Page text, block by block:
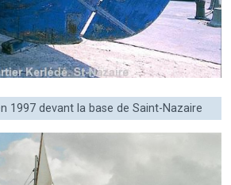
1997 devant la base de Saint-Nazaire